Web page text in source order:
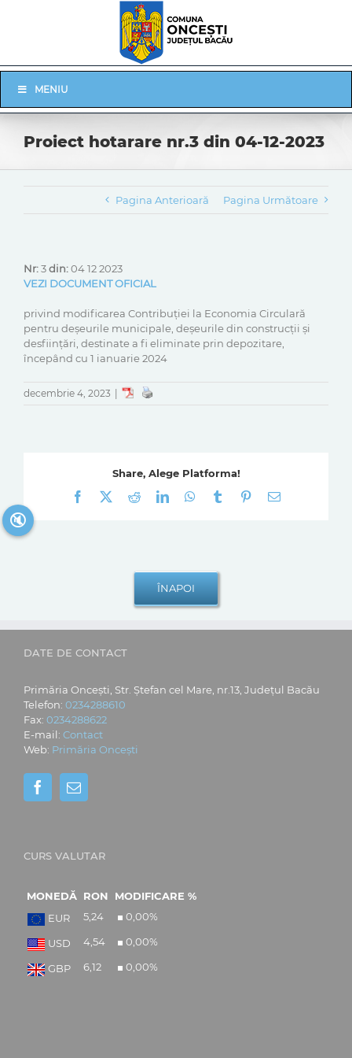
Navigation
MENIU
Proiect hotarare nr.3 din 04-12-2023
Pagina Anterioară Pagina Următoare
Nr:3din:04 12 2023
VEZI DOCUMENT OFICIAL
privind modificarea Contribuției la Economia Circulară
pentru deșeurile municipale, deșeurile din construcții și
desființări, destinate a fi eliminate prin depozitare,
începând cu 1 ianuarie 2024
decembrie 4, 2023
Share, Alege Platforma!
Facebook
RedditLinkedInWhatsApp
Tumblr Pinterest
E-
DATE DE CONTACT
Primăria Oncești, Str. Ștefan cel Mare, nr.13, Județul Bacău
Telefon: 0234288610
Fax: 0234288622
E-mail: Contact
Web: Primăria Oncești
CURS VALUTAR
MONEDĂ RON
MODIFICARE %
EUR
5,24 0,00%
USD 4,54 0,00%
GBP 6,12 0,00%
🔇